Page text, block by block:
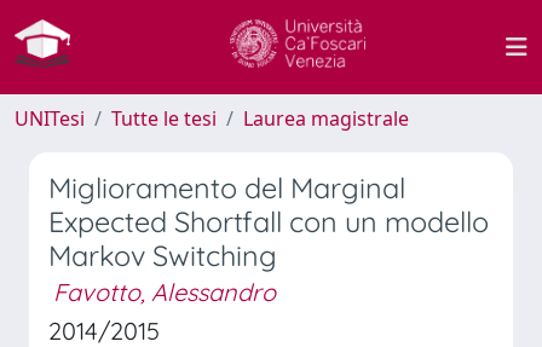
UNITesi Tutte le tesi Laurea magistrale
Miglioramento del Marginal
Expected Shortfall con un modello
Markov Switching
Favotto, Alessandro
2014/2015